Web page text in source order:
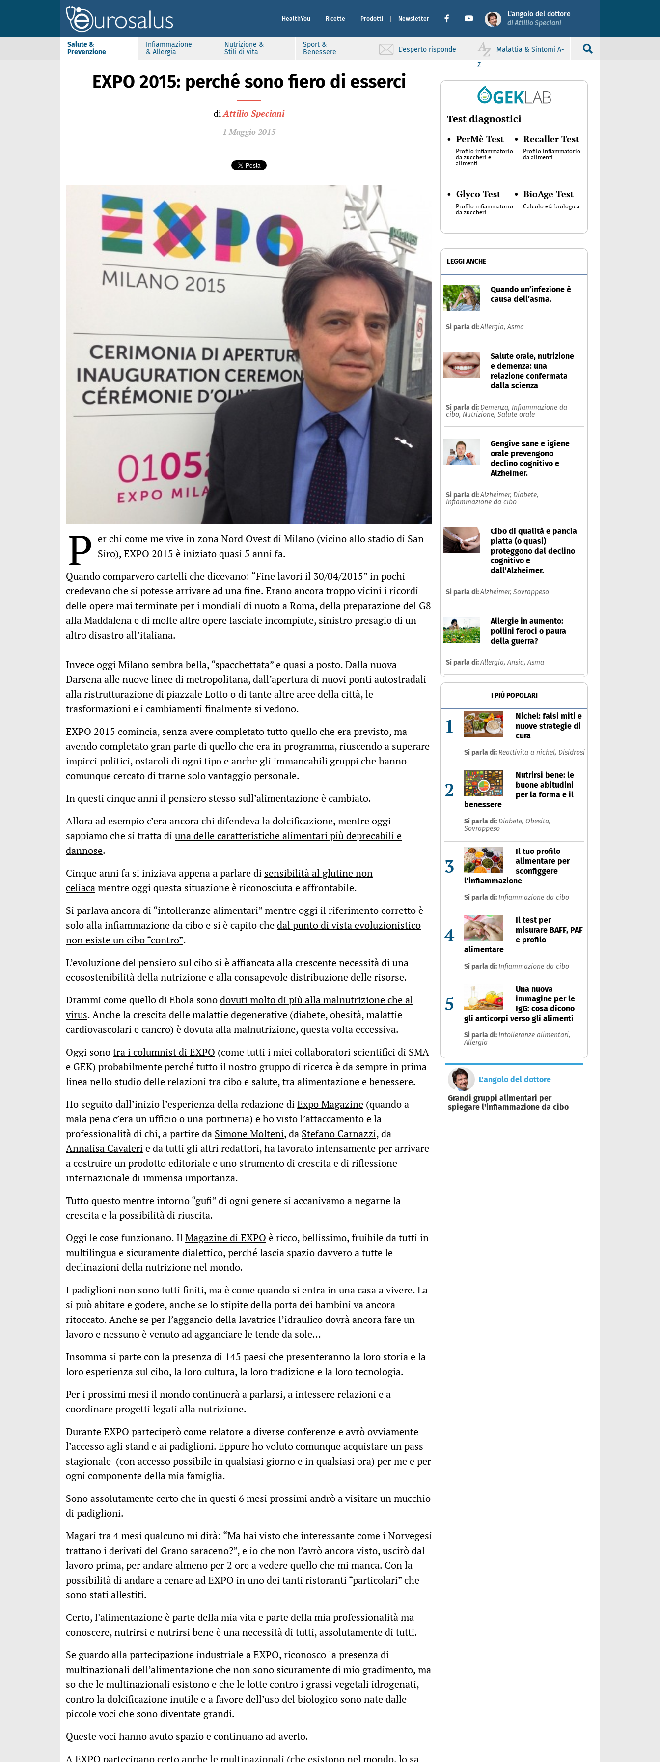
HealthYou Ricette Prodotti Newsletter
L'angolo del dottore
di Attilio Speciani
Salute &
Prevenzione
Infiammazione
& Allergia
Nutrizione &
Stili di vita
Sport &
Benessere
L'esperto risponde
Malattia & Sintomi A-
Z
EXPO 2015: perché sono fiero di esserci
diAttilio Speciani
1 Maggio 2015
P er chi come me vive in zona Nord Ovest di Milano (vicino allo stadio di San
Siro), EXPO 2015 è iniziato quasi 5 anni fa.
Quando comparvero cartelli che dicevano: “Fine lavori il 30/04/2015” in pochi
credevano che si potesse arrivare ad una fine. Erano ancora troppo vicini i ricordi
delle opere mai terminate per i mondiali di nuoto a Roma, della preparazione del G8
alla Maddalena e di molte altre opere lasciate incompiute, sinistro presagio di un
altro disastro all’italiana.
Invece oggi Milano sembra bella, “spacchettata” e quasi a posto. Dalla nuova
Darsena alle nuove linee di metropolitana, dall’apertura di nuovi ponti autostradali
alla ristrutturazione di piazzale Lotto o di tante altre aree della città, le
trasformazioni e i cambiamenti finalmente si vedono.
EXPO 2015 comincia, senza avere completato tutto quello che era previsto, ma
avendo completato gran parte di quello che era in programma, riuscendo a superare
impicci politici, ostacoli di ogni tipo e anche gli immancabili gruppi che hanno
comunque cercato di trarne solo vantaggio personale.
In questi cinque anni il pensiero stesso sull’alimentazione è cambiato.
Allora ad esempio c’era ancora chi difendeva la dolcificazione, mentre oggi
sappiamo che si tratta diuna delle caratteristiche alimentari più deprecabili e
dannose.
Cinque anni fa si iniziava appena a parlare di sensibilità al glutine non
celiacamentre oggi questa situazione è riconosciuta e affrontabile.
Si parlava ancora di “intolleranze alimentari” mentre oggi il riferimento corretto è
solo alla infiammazione da cibo e si è capito chedal punto di vista evoluzionistico
non esiste un cibo “contro”.
L’evoluzione del pensiero sul cibo si è affiancata alla crescente necessità di una
ecosostenibilità della nutrizione e alla consapevole distribuzione delle risorse.
Drammi come quello di Ebola sonodovuti molto di più alla malnutrizione che al
virus. Anche la crescita delle malattie degenerative (diabete, obesità, malattie
cardiovascolari e cancro) è dovuta alla malnutrizione, questa volta eccessiva.
Oggi sonotra i columnist di EXPO (come tutti i miei collaboratori scientifici di SMA
e GEK) probabilmente perché tutto il nostro gruppo di ricerca è da sempre in prima
linea nello studio delle relazioni tra cibo e salute, tra alimentazione e benessere.
Ho seguito dall’inizio l’esperienza della redazione diExpo Magazine (quando a
mala pena c’era un ufficio o una portineria) e ho visto l’attaccamento e la
professionalità di chi, a partire da Simone Molteni, da Stefano Carnazzi, da
Annalisa Cavalerie da tutti gli altri redattori, ha lavorato intensamente per arrivare
a costruire un prodotto editoriale e uno strumento di crescita e di riflessione
internazionale di immensa importanza.
Tutto questo mentre intorno “gufi” di ogni genere si accanivamo a negarne la
crescita e la possibilità di riuscita.
Oggi le cose funzionano. IlMagazine di EXPO è ricco, bellissimo, fruibile da tutti in
multilingua e sicuramente dialettico, perché lascia spazio davvero a tutte le
declinazioni della nutrizione nel mondo.
I padiglioni non sono tutti finiti, ma è come quando si entra in una casa a vivere. La
si può abitare e godere, anche se lo stipite della porta dei bambini va ancora
ritoccato. Anche se per l’aggancio della lavatrice l’idraulico dovrà ancora fare un
lavoro e nessuno è venuto ad agganciare le tende da sole…
Insomma si parte con la presenza di 145 paesi che presenteranno la loro storia e la
loro esperienza sul cibo, la loro cultura, la loro tradizione e la loro tecnologia.
Per i prossimi mesi il mondo continuerà a parlarsi, a intessere relazioni e a
coordinare progetti legati alla nutrizione.
Durante EXPO parteciperò come relatore a diverse conferenze e avrò ovviamente
l’accesso agli stand e ai padiglioni. Eppure ho voluto comunque acquistare un pass
stagionale (con accesso possibile in qualsiasi giorno e in qualsiasi ora) per me e per
ogni componente della mia famiglia.
Sono assolutamente certo che in questi 6 mesi prossimi andrò a visitare un mucchio
di padiglioni.
Magari tra 4 mesi qualcuno mi dirà: “Ma hai visto che interessante come i Norvegesi
trattano i derivati del Grano saraceno?”, e io che non l’avrò ancora visto, uscirò dal
lavoro prima, per andare almeno per 2 ore a vedere quello che mi manca. Con la
possibilità di andare a cenare ad EXPO in uno dei tanti ristoranti “particolari” che
sono stati allestiti.
Certo, l’alimentazione è parte della mia vita e parte della mia professionalità ma
conoscere, nutrirsi e nutrirsi bene è una necessità di tutti, assolutamente di tutti.
Se guardo alla partecipazione industriale aEXPO, riconosco la presenza di
multinazionali dell’alimentazione che non sono sicuramente di mio gradimento, ma
so che le multinazionali esistono e che le lotte contro i grassi vegetali idrogenati,
contro la dolcificazione inutile e a favore dell’uso del biologico sono nate dalle
piccole voci che sono diventate grandi.
Queste voci hanno avuto spazio e continuano ad averlo.
A EXPO partecipano certo anche le multinazionali (che esistono nel mondo, lo sa
Test diagnostici
• PerMè Test
Profilo infiammatorio
da zuccheri e
alimenti
• Recaller Test
Profilo infiammatorio
da alimenti
• Glyco Test
Profilo infiammatorio
da zuccheri
• BioAge Test
Calcolo età biologica
LEGGI ANCHE
Quando un’infezione è
causa dell’asma.
Si parla di:Allergia,Asma
Salute orale, nutrizione
e demenza: una
relazione confermata
dalla scienza
Si parla di: Demenza, Infiammazione da
cibo, Nutrizione, Salute orale
Gengive sane e igiene
orale prevengono
declino cognitivo e
Alzheimer.
Si parla di:Alzheimer, Diabete,
Infiammazione da cibo
Cibo di qualità e pancia
piatta (o quasi)
proteggono dal declino
cognitivo e
dall’Alzheimer.
Si parla di:Alzheimer, Sovrappeso
Allergie in aumento:
pollini feroci o paura
della guerra?
Si parla di:Allergia,Ansia,Asma
I PIÚ POPOLARI
1
Nichel: falsi miti e
nuove strategie di
cura
Si parla di: Reattivita a nichel, Disidrosi
2
Nutrirsi bene: le
buone abitudini
per la forma e il
benessere
Si parla di: Diabete, Obesita,
Sovrappeso
3
Il tuo profilo
alimentare per
sconfiggere
l’infiammazione
Si parla di: Infiammazione da cibo
4
Il test per
misurare BAFF, PAF
e profilo
alimentare
Si parla di: Infiammazione da cibo
5
Una nuova
immagine per le
IgG: cosa dicono
gli anticorpi verso gli alimenti
Si parla di: Intolleranze alimentari,
Allergia
L'angolo del dottore
Grandi gruppi alimentari per
spiegare l'infiammazione da cibo